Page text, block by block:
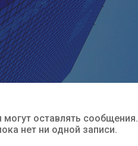
могут оставлять сообщения.
нет ни одной записи.